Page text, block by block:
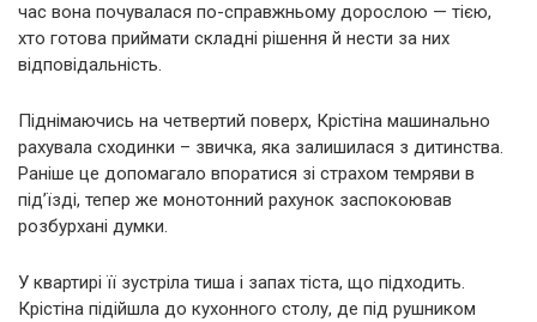
час вона почувалася по-справжньому дорослою — тією,
хто готова приймати складні рішення й нести за них
відповідальність.
Піднімаючись на четвертий поверх, Крістіна машинально
рахувала сходинки – звичка, яка залишилася з дитинства.
Раніше це допомагало впоратися зі страхом темряви в
під’їзді, тепер же монотонний рахунок заспокоював
розбурхані думки.
У квартирі її зустріла тиша і запах тіста, що підходить.
Крістіна підійшла до кухонного столу, де під рушником